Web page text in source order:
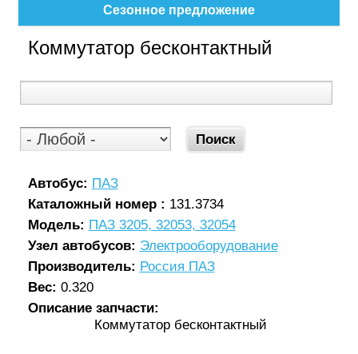
Сезонное предложение
Коммутатор бесконтактный
Автобус: ПАЗ
Каталожный номер : 131.3734
Модель: ПАЗ 3205, 32053, 32054
Узел автобусов: Электрооборудование
Производитель: Россия ПАЗ
Вес: 0.320
Описание запчасти:
Коммутатор бесконтактный